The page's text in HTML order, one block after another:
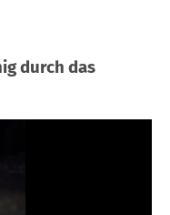
durch das